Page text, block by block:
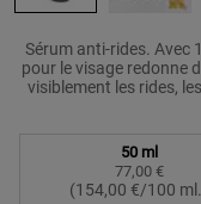
Sérum anti-rides. Avec
pour le visage redonne
visiblement les rides,
50 ml
77,00 €
(154,00 €/100
, 1 of 3